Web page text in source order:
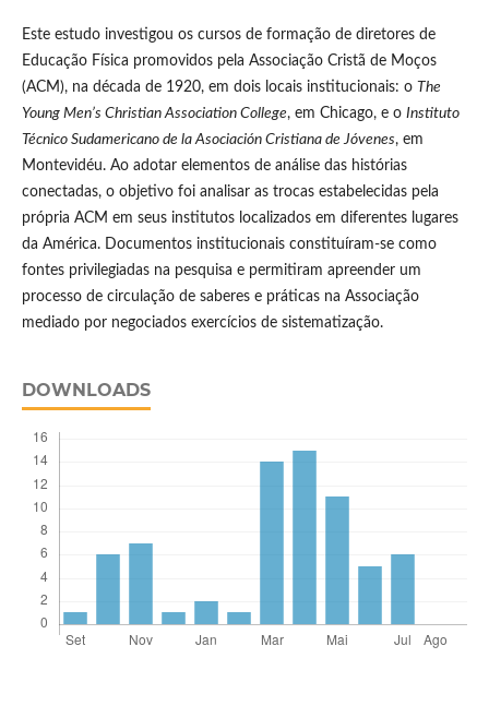
Este estudo investigou os cursos de formação de diretores de
Educação Física promovidos pela Associação Cristã de Moços
(ACM), na década de 1920, em dois locais institucionais: o The
Young Men’s Christian Association College, em Chicago, e o Instituto
Técnico Sudamericano de la Asociación Cristiana de Jóvenes, em
Montevidéu. Ao adotar elementos de análise das histórias
conectadas, o objetivo foi analisar as trocas estabelecidas pela
própria ACM em seus institutos localizados em diferentes lugares
da América. Documentos institucionais constituíram-se como
fontes privilegiadas na pesquisa e permitiram apreender um
processo de circulação de saberes e práticas na Associação
mediado por negociados exercícios de sistematização.
DOWNLOADS